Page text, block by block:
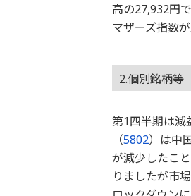
高の27,932円
マザーズ指数
2.個別銘柄等
第1四半期は減
（5802）は中
が減少したこ
りましたが市